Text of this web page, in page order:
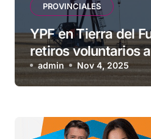
PROVINCIALES
YPF en Tierra del
retiros voluntarios
contratistas
admin Nov 4, 2025